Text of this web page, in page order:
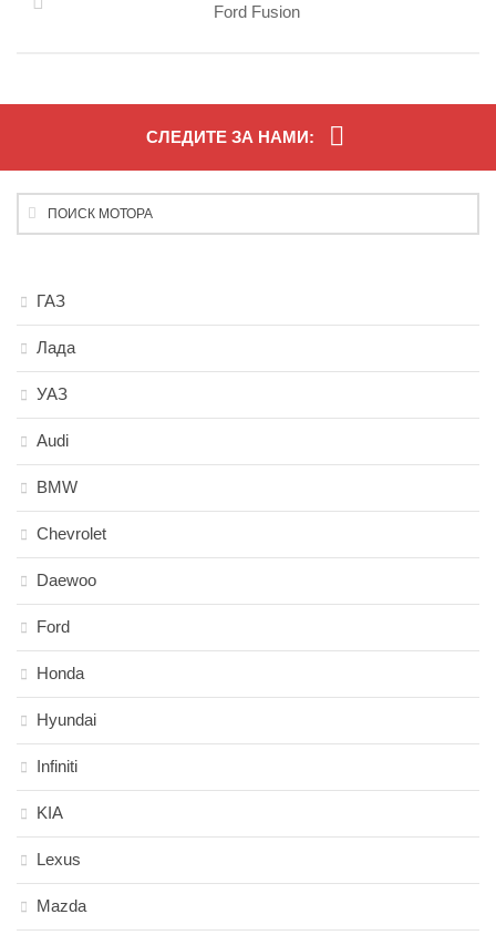
Ford Fusion
СЛЕДИТЕ ЗА НАМИ:
ГАЗ
Лада
УАЗ
Audi
BMW
Chevrolet
Daewoo
Ford
Honda
Hyundai
Infiniti
KIA
Lexus
Mazda